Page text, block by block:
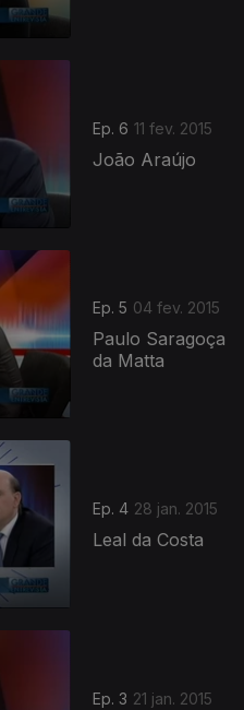
Ep. 6 11 fev. 2015
João Araújo
Ep. 5 04 fev. 2015
Paulo Saragoça
da Matta
Ep. 4 28 jan. 2015
Leal da Costa
Ep. 3 21 jan. 2015